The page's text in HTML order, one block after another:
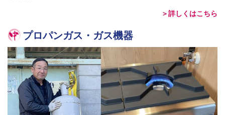
＞詳しくはこちら
プロパンガス・ガス機器